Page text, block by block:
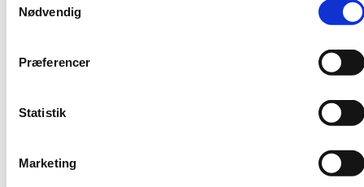
Nødvendig
Præferencer
Statistik
Marketing
et af Innovationscentrenes strategiske placeringer
Danmark kan løfte regeringens grønne
Læs rapporten på Udenrigsministeriets hjemmeside